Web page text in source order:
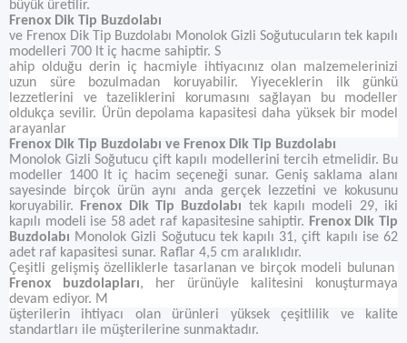
büyük üretilir.
Frenox Dik Tip Buzdolabı
ve Frenox Dik Tip Buzdolabı Monolok Gizli Soğutucuların tek kapılı
modelleri 700 lt iç hacme sahiptir. S
ahip olduğu derin iç hacmiyle ihtiyacınız olan malzemelerinizi
uzun süre bozulmadan koruyabilir. Yiyeceklerin ilk günkü
lezzetlerini ve tazeliklerini korumasını sağlayan bu modeller
oldukça sevilir. Ürün depolama kapasitesi daha yüksek bir model
arayanlar
Frenox Dik Tip Buzdolabı ve Frenox Dik Tip Buzdolabı
Monolok Gizli Soğutucu çift kapılı modellerini tercih etmelidir. Bu
modeller 1400 lt iç hacim seçeneği sunar. Geniş saklama alanı
sayesinde birçok ürün aynı anda gerçek lezzetini ve kokusunu
koruyabilir. Frenox Dik Tip Buzdolabı tek kapılı modeli 29, iki
kapılı modeli ise 58 adet raf kapasitesine sahiptir. Frenox Dik Tip
Buzdolabı Monolok Gizli Soğutucu tek kapılı 31, çift kapılı ise 62
adet raf kapasitesi sunar. Raflar 4,5 cm aralıklıdır.
Çeşitli gelişmiş özelliklerle tasarlanan ve birçok modeli bulunan
Frenox buzdolapları, her ürünüyle kalitesini konuşturmaya
devam ediyor. M
üşterilerin ihtiyacı olan ürünleri yüksek çeşitlilik ve kalite
standartları ile müşterilerine sunmaktadır.